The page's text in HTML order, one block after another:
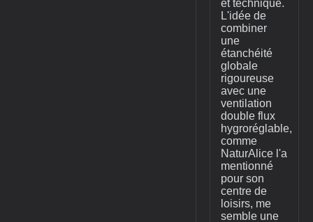
et technique.
L'idée de
combiner
une
étanchéité
globale
rigoureuse
avec une
ventilation
double flux
hygroréglable,
comme
NaturAlice l'a
mentionné
pour son
centre de
loisirs, me
semble une